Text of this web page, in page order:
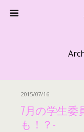
2015/07/16
7月の学生委
も！？-